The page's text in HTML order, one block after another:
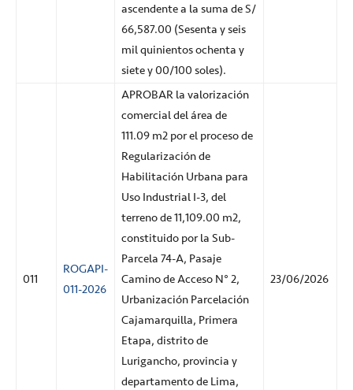
ascendente a la suma de S/
66,587.00 (Sesenta y seis
mil quinientos ochenta y
siete y 00/100 soles).
011
ROGAPI-
011-2026
APROBAR la valorización
comercial del área de
111.09 m2 por el proceso de
Regularización de
Habilitación Urbana para
Uso Industrial I-3, del
terreno de 11,109.00 m2,
constituido por la Sub-
Parcela 74-A, Pasaje
Camino de Acceso N° 2,
Urbanización Parcelación
Cajamarquilla, Primera
Etapa, distrito de
Lurigancho, provincia y
departamento de Lima,
23/06/2026